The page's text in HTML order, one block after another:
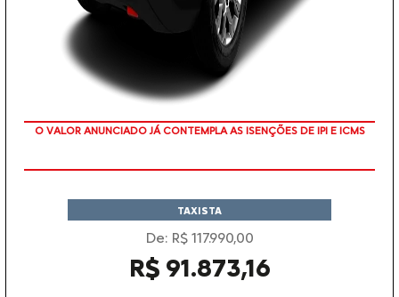
O VALOR ANUNCIADO JÁ CONTEMPLA AS ISENÇÕES DE IPI E ICMS
TAXISTA
De: R$ 117.990,00
R$ 91.873,16